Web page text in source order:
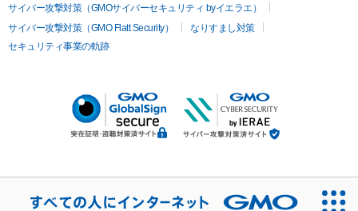
サイバー攻撃対策（GMOサイバーセキュリティ byイエラエ）
サイバー攻撃対策（GMO Flatt Security）
なりすまし対策
セキュリティ事業の軌跡